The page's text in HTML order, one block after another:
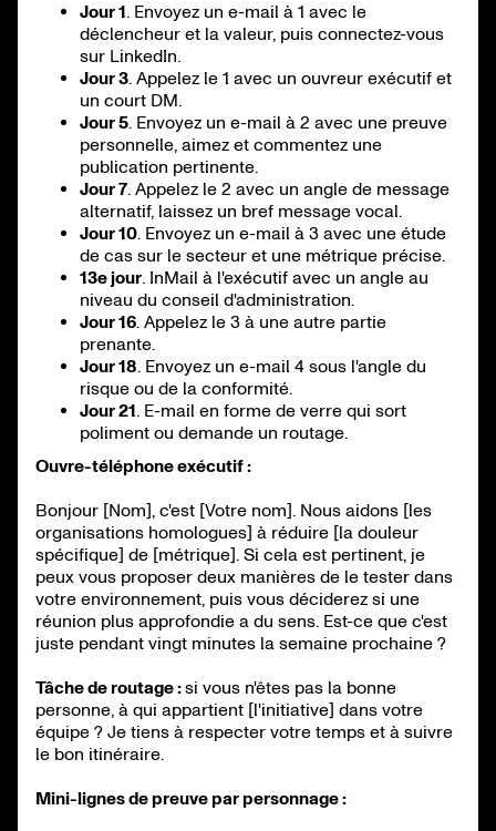
Jour 1. Envoyez un e-mail à 1 avec le
déclencheur et la valeur, puis connectez-vous
sur LinkedIn.
Jour 3. Appelez le 1 avec un ouvreur exécutif et
un court DM.
Jour 5. Envoyez un e-mail à 2 avec une preuve
personnelle, aimez et commentez une
publication pertinente.
Jour 7. Appelez le 2 avec un angle de message
alternatif, laissez un bref message vocal.
Jour 10. Envoyez un e-mail à 3 avec une étude
de cas sur le secteur et une métrique précise.
13e jour. InMail à l'exécutif avec un angle au
niveau du conseil d'administration.
Jour 16. Appelez le 3 à une autre partie
prenante.
Jour 18. Envoyez un e-mail 4 sous l'angle du
risque ou de la conformité.
Jour 21. E-mail en forme de verre qui sort
poliment ou demande un routage.
Ouvre-téléphone exécutif :
Bonjour [Nom], c'est [Votre nom]. Nous aidons [les
organisations homologues] à réduire [la douleur
spécifique] de [métrique]. Si cela est pertinent, je
peux vous proposer deux manières de le tester dans
votre environnement, puis vous déciderez si une
réunion plus approfondie a du sens. Est-ce que c'est
juste pendant vingt minutes la semaine prochaine ?
Tâche de routage :si vous n'êtes pas la bonne
personne, à qui appartient [l'initiative] dans votre
équipe ? Je tiens à respecter votre temps et à suivre
le bon itinéraire.
Mini-lignes de preuve par personnage :